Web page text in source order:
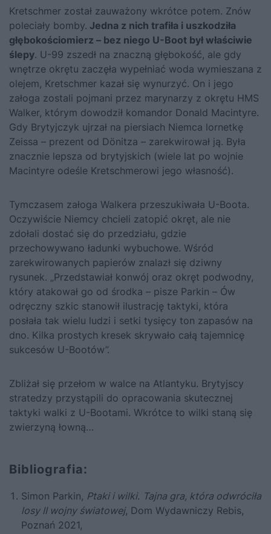
Kretschmer został zauważony wkrótce potem. Znów
poleciały bomby. Jedna z nich trafiła i uszkodziła
głębokościomierz – bez niego U-Boot był właściwie
ślepy. U-99 zszedł na znaczną głębokość, ale gdy
wnętrze okrętu zaczęła wypełniać woda wymieszana z
olejem, Kretschmer kazał się wynurzyć. On i jego
załoga zostali pojmani przez marynarzy z okrętu HMS
Walker, którym dowodził komandor Donald Macintyre.
Gdy Brytyjczyk ujrzał na piersiach Niemca lornetkę
Zeissa – prezent od Dönitza – zarekwirował ją. Była
znacznie lepsza od brytyjskich (wiele lat po wojnie
Macintyre odeśle Kretschmerowi jego własność).
Tymczasem załoga Walkera przeszukiwała U-Boota.
Oczywiście Niemcy chcieli zatopić okręt, ale nie
zdołali dostać się do przedziału, gdzie
przechowywano ładunki wybuchowe. Wśród
zarekwirowanych papierów znalazł się dziwny
rysunek. „Przedstawiał konwój oraz okręt podwodny,
który atakował go od środka – pisze Parkin – Ów
odręczny szkic stanowił ilustrację taktyki, która
posłała tak wielu ludzi i setki tysięcy ton zapasów na
dno. Kilka prostych kresek skrywało całą tajemnicę
sukcesów U-Bootów”.
Zbliżał się przełom w walce na Atlantyku. Brytyjscy
stratedzy przystąpili do opracowania skutecznej
taktyki walki z U-Bootami. Wkrótce to wilki staną się
zwierzyną łowną…
Bibliografia:
Simon Parkin, Ptaki i wilki. Tajna gra, która odwróciła
losy II wojny światowej, Dom Wydawniczy Rebis,
Poznań 2021,